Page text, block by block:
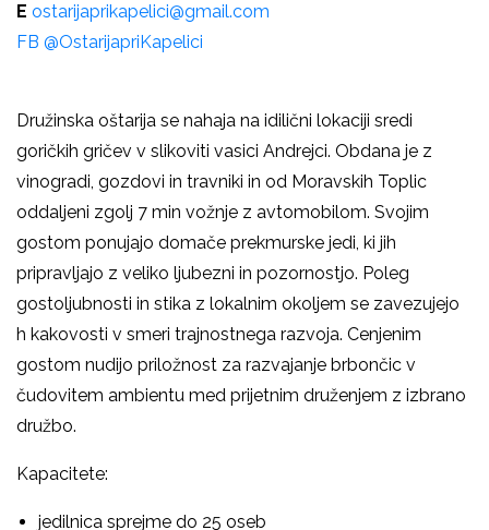
E ostarijaprikapelici@gmail.com
FB @OstarijapriKapelici
Družinska oštarija se nahaja na idilični lokaciji sredi
goričkih gričev v slikoviti vasici Andrejci. Obdana je z
vinogradi, gozdovi in travniki in od Moravskih Toplic
oddaljeni zgolj 7 min vožnje z avtomobilom. Svojim
gostom ponujajo domače prekmurske jedi, ki jih
pripravljajo z veliko ljubezni in pozornostjo. Poleg
gostoljubnosti in stika z lokalnim okoljem se zavezujejo
h kakovosti v smeri trajnostnega razvoja. Cenjenim
gostom nudijo priložnost za razvajanje brbončic v
čudovitem ambientu med prijetnim druženjem z izbrano
družbo.
Kapacitete:
jedilnica sprejme do 25 oseb